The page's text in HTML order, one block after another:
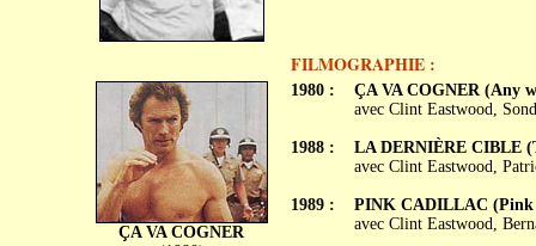
FILMOGRAPHIE :
ÇA VA COGNER
1980 :
1988 :
1989 :
ÇA VA COGNER (Any
avec Clint Eastwood,
LA DERNIÈRE CIBLE
avec Clint Eastwood,
PINK CADILLAC (Pink
avec Clint Eastwood,